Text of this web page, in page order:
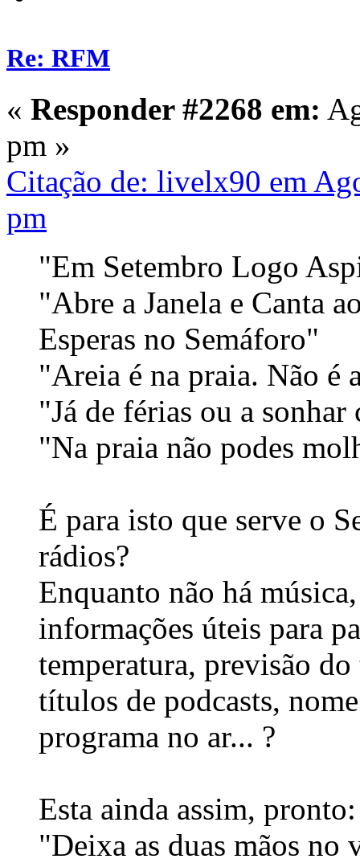
Re: RFM
« Responder #2268 em:
pm »
Citação de: livelx90 em
pm
"Em Setembro Logo
"Abre a Janela e Canta
Esperas no Semáforo"
"Areia é na praia. Não é
"Já de férias ou a sonhar
"Na praia não podes
É para isto que serve o
rádios?
Enquanto não há
informações úteis para
temperatura, previsão
títulos de podcasts,
programa no ar... ?
Esta ainda assim, pronto:
"Deixa as duas mãos no